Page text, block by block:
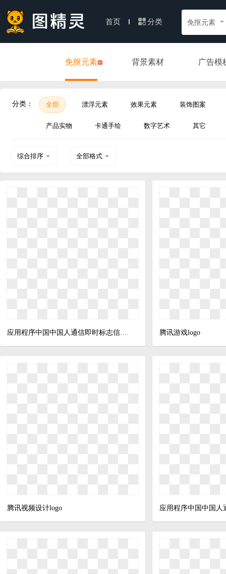
首页 分类 免抠元素
免抠元素 背景素材 广告模
分类： 全部 漂浮元素 效果元素 装饰图案
产品实物 卡通手绘 数字艺术 其它
综合排序 全部格式
应用程序中国中国人通信即时标志信使腾讯我们聊天微信浏览器和社交媒体-免费 腾讯游戏logo
腾讯视频设计logo